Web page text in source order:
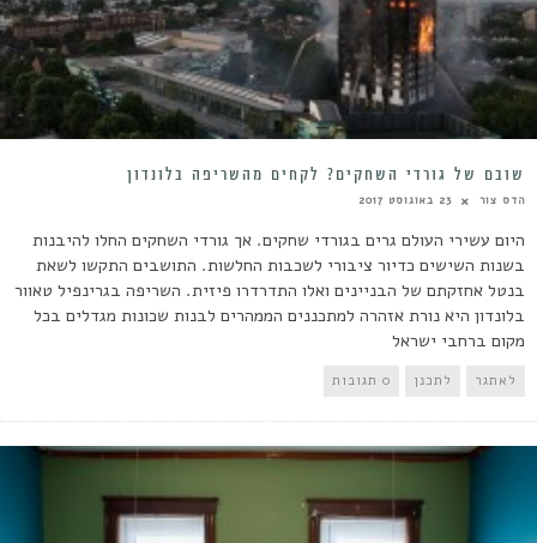
שובם של גורדי השחקים? לקחים מהשריפה בלונדון
הדס צור 23 באוגוסט 2017
היום עשירי העולם גרים בגורדי שחקים. אך גורדי השחקים החלו להיבנות
בשנות השישים כדיור ציבורי לשכבות החלשות. התושבים התקשו לשאת
בנטל אחזקתם של הבניינים ואלו התדרדרו פיזית. השריפה בגרינפיל טאוור
בלונדון היא נורת אזהרה למתכננים הממהרים לבנות שכונות מגדלים בכל
מקום ברחבי ישראל
לאתגר לתכנן 0 תגובות